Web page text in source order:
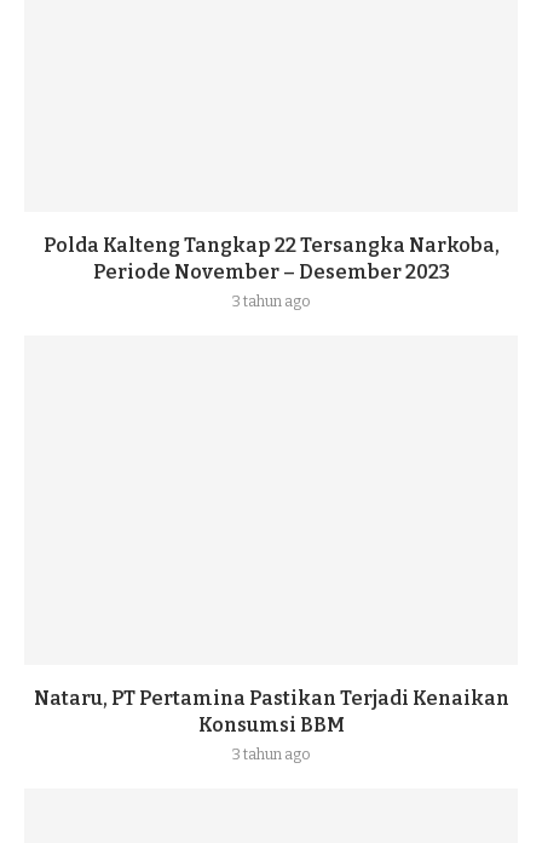
Polda Kalteng Tangkap 22 Tersangka Narkoba,
Periode November – Desember 2023
3 tahun ago
Nataru, PT Pertamina Pastikan Terjadi Kenaikan
Konsumsi BBM
3 tahun ago